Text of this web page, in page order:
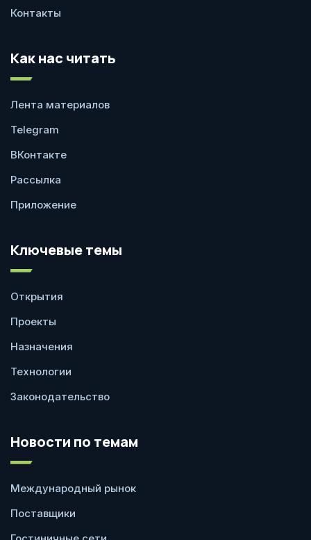
Контакты
Как нас читать
Лента материалов
Telegram
ВКонтакте
Рассылка
Приложение
Ключевые темы
Открытия
Проекты
Назначения
Технологии
Законодательство
Новости по темам
Международный рынок
Поставщики